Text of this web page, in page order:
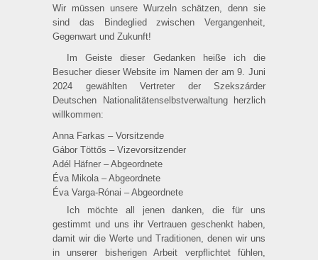
Wir müssen unsere Wurzeln schätzen, denn sie
sind das Bindeglied zwischen Vergangenheit,
Gegenwart und Zukunft!
Im Geiste dieser Gedanken heiße ich die
Besucher dieser Website im Namen der am 9. Juni
2024 gewählten Vertreter der Szekszárder
Deutschen Nationalitätenselbstverwaltung herzlich
willkommen:
Anna Farkas – Vorsitzende
Gábor Töttős – Vizevorsitzender
Adél Häfner – Abgeordnete
Éva Mikola – Abgeordnete
Éva Varga-Rónai – Abgeordnete
Ich möchte all jenen danken, die für uns
gestimmt und uns ihr Vertrauen geschenkt haben,
damit wir die Werte und Traditionen, denen wir uns
in unserer bisherigen Arbeit verpflichtet fühlen,